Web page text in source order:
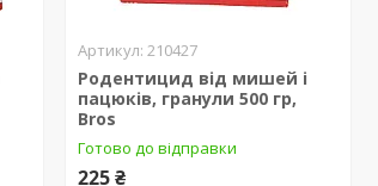
210427
Родентицид від мишей і
пацюків, гранули 500 гр,
Bros
Готово до відправки
225 ₴